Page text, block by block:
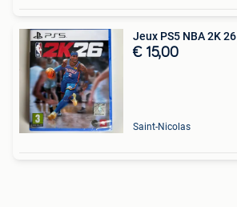
Jeux PS5 NBA 2K 26
€ 15,00
Saint-Nicolas